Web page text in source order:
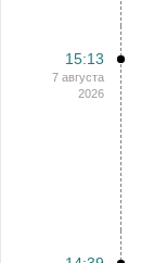
15:13
7 августа
2026